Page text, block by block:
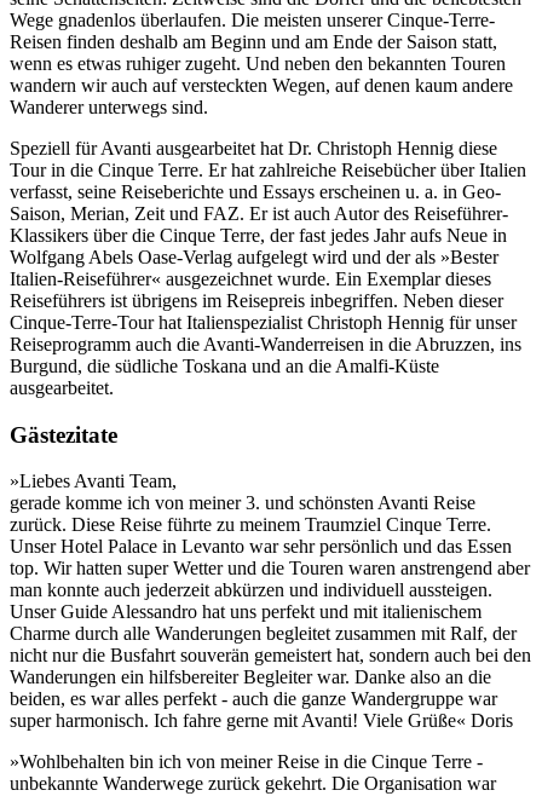
Wege gnadenlos überlaufen. Die meisten unserer Cinque-Terre-
Reisen finden deshalb am Beginn und am Ende der Saison statt,
wenn es etwas ruhiger zugeht. Und neben den bekannten Touren
wandern wir auch auf versteckten Wegen, auf denen kaum andere
Wanderer unterwegs sind.
Speziell für Avanti ausgearbeitet hat Dr. Christoph Hennig diese
Tour in die Cinque Terre. Er hat zahlreiche Reise­bücher über Italien
verfasst, seine Reiseberichte und Essays erscheinen u. a. in Geo-
Saison, Merian, Zeit und FAZ. Er ist auch Autor des Reiseführer-
Klassikers über die Cinque Terre, der fast jedes Jahr aufs Neue in
Wolfgang Abels Oase-Verlag aufgelegt wird und der als »Bester
Italien-Reiseführer« ausgezeichnet wurde. Ein Exemplar dieses
Reiseführers ist übrigens im Reisepreis inbegriffen. Neben dieser
Cinque-Terre-Tour hat Italienspezialist Christoph Hennig für unser
Reiseprogramm auch die Avanti-Wanderreisen in die Abruzzen, ins
Burgund, die südliche Toskana und an die Amalfi-Küste
ausgearbeitet.
Gästezitate
»Liebes Avanti Team,
gerade komme ich von meiner 3. und schönsten Avanti Reise
zurück. Diese Reise führte zu meinem Traumziel Cinque Terre.
Unser Hotel Palace in Levanto war sehr persönlich und das Essen
top. Wir hatten super Wetter und die Touren waren anstrengend aber
man konnte auch jederzeit abkürzen und individuell aussteigen.
Unser Guide Alessandro hat uns perfekt und mit italienischem
Charme durch alle Wanderungen begleitet zusammen mit Ralf, der
nicht nur die Busfahrt souverän gemeistert hat, sondern auch bei den
Wanderungen ein hilfsbereiter Begleiter war. Danke also an die
beiden, es war alles perfekt - auch die ganze Wandergruppe war
super harmonisch. Ich fahre gerne mit Avanti! Viele Grüße« Doris
»Wohlbehalten bin ich von meiner Reise in die Cinque Terre -
unbekannte Wanderwege zurück gekehrt. Die Organisation war